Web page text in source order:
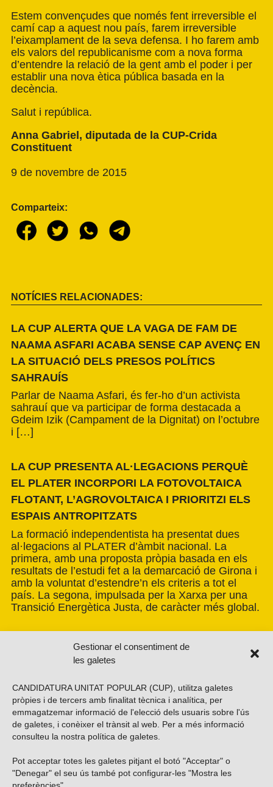
Gestionar el consentiment de
les galetes
CANDIDATURA UNITAT POPULAR (CUP), utilitza galetes
pròpies i de tercers amb finalitat tècnica i analítica, per
emmagatzemar informació de l'elecció dels usuaris sobre l'ús
de galetes, i conèixer el trànsit al web. Per a més informació
consulteu la nostra política de galetes
Pot acceptar totes les galetes pitjant el botó "Acceptar" o
"Denegar" el seu ús també pot configurar-les "Mostra les
Estem convençudes que només fent irreversible el
camí cap a aquest nou país, farem irreversible
l’eixamplament de la seva defensa. I ho farem amb
els valors del republicanisme com a nova forma
d’entendre la relació de la gent amb el poder i per
establir una nova ètica pública basada en la
decència.
Salut i república.
Anna Gabriel, diputada de la CUP-Crida
Constituent
9 de novembre de 2015
Comparteix:
NOTÍCIES RELACIONADES:
LA CUP ALERTA QUE LA VAGA DE FAM DE
NAAMA ASFARI ACABA SENSE CAP AVENÇ EN
LA SITUACIÓ DELS PRESOS POLÍTICS
SAHRAUÍS
Parlar de Naama Asfari, és fer-ho d’un activista
sahrauí que va participar de forma destacada a
Gdeim Izik (Campament de la Dignitat) on l’octubre
i […]
LA CUP PRESENTA AL·LEGACIONS PERQUÈ
EL PLATER INCORPORI LA FOTOVOLTAICA
FLOTANT, L’AGROVOLTAICA I PRIORITZI ELS
ESPAIS ANTROPITZATS
La formació independentista ha presentat dues
al·legacions al PLATER d’àmbit nacional. La
primera, amb una proposta pròpia basada en els
resultats de l’estudi fet a la demarcació de Girona i
amb la voluntat d’estendre’n els criteris a tot el
país. La segona, impulsada per la Xarxa per una
Transició Energètica Justa, de caràcter més global.
Vols subscriure’t al nostre butlletí?